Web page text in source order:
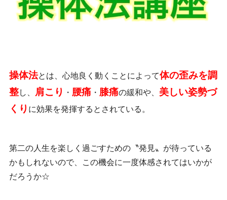
操体法とは、心地良く動くことによって体の歪みを調
整し、 肩こり ・ 腰痛 ・ 膝痛の緩和や、 美しい姿勢づ
くり に効果を発揮するとされている。
第二の人生を楽しく過ごすための〝発見〟が待っている
かもしれないので、この機会に一度体感されてはいかが
だろうか☆